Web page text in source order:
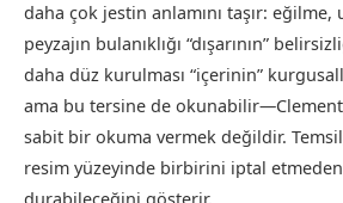
daha çok jestin anlamını taşır: eğilme,
peyzajın bulanıklığı “dışarının”
daha düz kurulması “içerinin”
ama bu tersine de
sabit bir okuma vermek değildir.
resim yüzeyinde birbirini iptal